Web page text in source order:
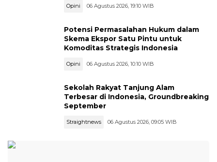
Opini 06 Agustus 2026, 19:10 WIB
Potensi Permasalahan Hukum dalam
Skema Ekspor Satu Pintu untuk
Komoditas Strategis Indonesia
Opini 06 Agustus 2026, 10:10 WIB
Sekolah Rakyat Tanjung Alam
Terbesar di Indonesia, Groundbreaking
September
Straightnews 06 Agustus 2026, 09:05 WIB